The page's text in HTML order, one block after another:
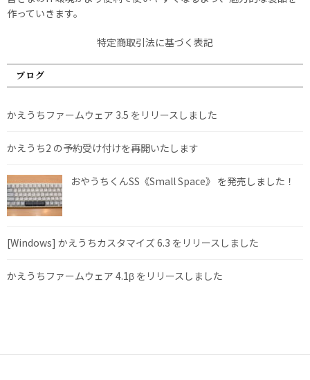
作っていきます。
特定商取引法に基づく表記
ブログ
かえうちファームウェア 3.5 をリリースしました
かえうち2 の予約受け付けを再開いたします
おやうちくんSS《Small Space》 を発売しました！
[Windows] かえうちカスタマイズ 6.3 をリリースしました
かえうちファームウェア 4.1β をリリースしました